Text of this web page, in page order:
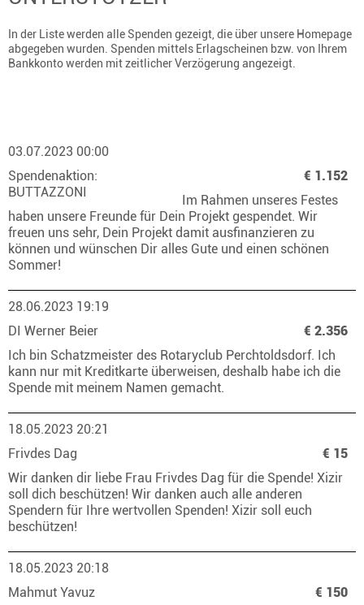
In der Liste werden alle Spenden gezeigt, die über unsere Homepage
abgegeben wurden. Spenden mittels Erlagscheinen bzw. von Ihrem
Bankkonto werden mit zeitlicher Verzögerung angezeigt.
03.07.2023 00:00
Spendenaktion:
BUTTAZZONI
€ 1.152
Im Rahmen unseres Festes
haben unsere Freunde für Dein Projekt gespendet. Wir
freuen uns sehr, Dein Projekt damit ausfinanzieren zu
können und wünschen Dir alles Gute und einen schönen
Sommer!
28.06.2023 19:19
DI Werner Beier
€ 2.356
Ich bin Schatzmeister des Rotaryclub Perchtoldsdorf. Ich
kann nur mit Kreditkarte überweisen, deshalb habe ich die
Spende mit meinem Namen gemacht.
18.05.2023 20:21
Frivdes Dag
€ 15
Wir danken dir liebe Frau Frivdes Dag für die Spende! Xizir
soll dich beschützen! Wir danken auch alle anderen
Spendern für Ihre wertvollen Spenden! Xizir soll euch
beschützen!
18.05.2023 20:18
Mahmut Yavuz
€ 150